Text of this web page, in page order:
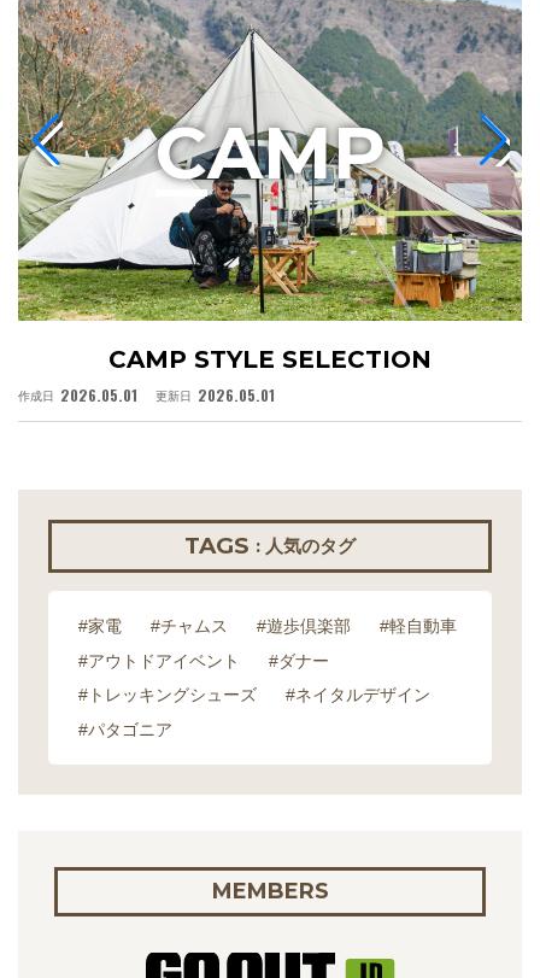
CAMP STYLE SELECTION
作成日 2026.05.01 更新日 2026.05.01
CAMP
TAGS : 人気のタグ
#家電 #チャムス #遊歩倶楽部
#軽自動車
#アウトドアイベント
#ダナー
#トレッキングシューズ
#ネイタルデザイン
#パタゴニア
MEMBERS